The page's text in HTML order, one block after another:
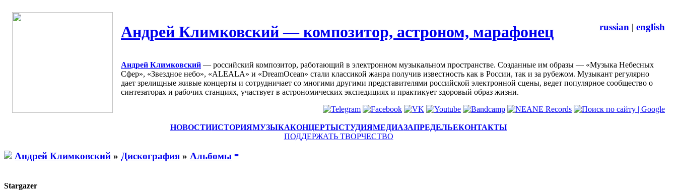
Андрей Климковский — композитор, астроном, марафонец russian | english
Андрей Климковский — российский композитор, работающий в электронном музыкальном пространстве. Созданные им образы — «Музыка Небесных
Сфер», «Звездное небо», «ALEALA» и «DreamOcean» стали классикой жанра получив известность как в России, так и за рубежом. Музыкант регулярно
дает зрелищные живые концерты и сотрудничает со многими другими представителями российской электронной сцены, ведет популярное сообщество о
синтезаторах и рабочих станциях, участвует в астрономических экспедициях и практикует здоровый образ жизни.
НОВОСТИИСТОРИЯМУЗЫКАКОНЦЕРТЫСТУДИЯМЕДИАЗАПРЕДЕЛЬЕКОНТАКТЫ
ПОДДЕРЖАТЬ ТВОРЧЕСТВО
Андрей Климковский » Дискография » Альбомы ≡
Stargazer